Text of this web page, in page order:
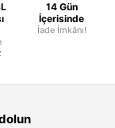
14 Gün
İçerisinde
İade İmkânı!